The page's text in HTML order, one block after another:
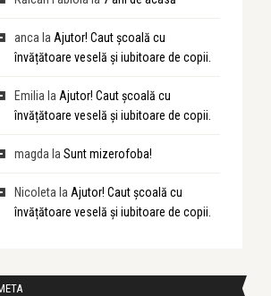
anca la Ajutor! Caut școală cu
învățătoare veselă și iubitoare de copii.
Emilia la Ajutor! Caut școală cu
învățătoare veselă și iubitoare de copii.
magda la Sunt mizerofoba!
Nicoleta la Ajutor! Caut școală cu
învățătoare veselă și iubitoare de copii.